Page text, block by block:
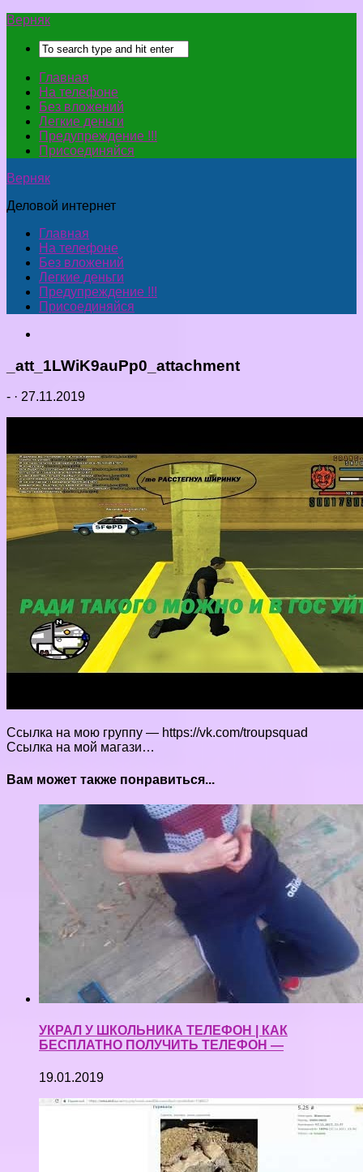
Верняк
Главная
На телефоне
Без вложений
Легкие деньги
Предупреждение !!!
Присоединяйся
Верняк
Деловой интернет
Главная
На телефоне
Без вложений
Легкие деньги
Предупреждение !!!
Присоединяйся
_att_1LWiK9auPp0_attachment
- · 27.11.2019
Ссылка на мою группу — https://vk.com/troupsquad
Ссылка на мой магази…
Вам может также понравиться...
УКРАЛ У ШКОЛЬНИКА ТЕЛЕФОН | КАК
БЕСПЛАТНО ПОЛУЧИТЬ ТЕЛЕФОН —
19.01.2019